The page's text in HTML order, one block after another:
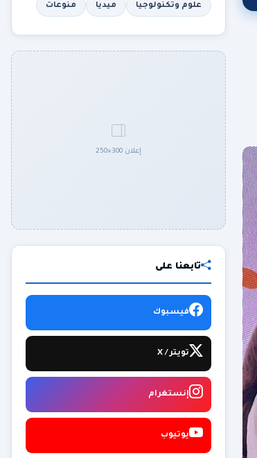
علوم وتكنولوجيا ميديا منوعات
إعلان 300×250
تابعنا على
فيسبوك
تويتر / X
إنستغرام
يوتيوب